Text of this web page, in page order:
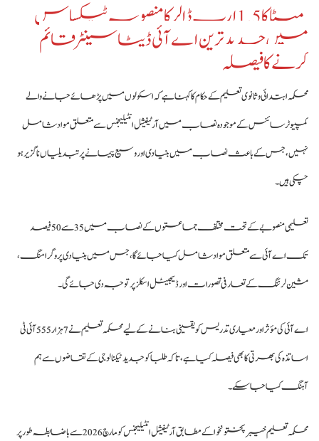
میٹا کا 1.5 ارب ڈالر کا منصوبہ ٹیکساس
میں جدید ترین اے آئی ڈیٹا سینٹر قائم
کرنے کا فیصلہ
محکمہ ابتدائی و ثانوی تعلیم کے حکام کا کہنا ہے کہ اسکولوں میں پڑھائے جانے والے
کمپیوٹر سائنس کے موجودہ نصاب میں آرٹیفیشل انٹیلیجنس سے متعلق مواد شامل
نہیں، جس کے باعث نصاب میں بنیادی اور وسیع پیمانے پر تبدیلیاں ناگزیر ہو
چکی ہیں۔
تعلیمی منصوبے کے تحت مختلف جماعتوں کے نصاب میں 35 سے 50 فیصد
تک اے آئی سے متعلق مواد شامل کیا جائے گا، جس میں بنیادی پروگرامنگ،
مشین لرننگ کے تعارفی تصورات اور ڈیجیٹل اسکلز پر توجہ دی جائے گی۔
اے آئی کی مؤثر اور معیاری تدریس کو یقینی بنانے کے لیے محکمہ تعلیم نے 7 ہزار 555 آئی ٹی
اساتذہ کی بھرتی کا بھی فیصلہ کیا ہے، تاکہ طلبا کو جدید ٹیکنالوجی کے تقاضوں سے ہم
آہنگ کیا جا سکے۔
محکمہ تعلیم خیبرپختونخوا کے مطابق آرٹیفیشل انٹیلیجنس کو مارچ 2026 سے باضابطہ طور پر